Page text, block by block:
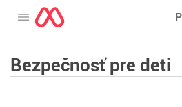
Otvorte menu
Bezpečnosť pre deti